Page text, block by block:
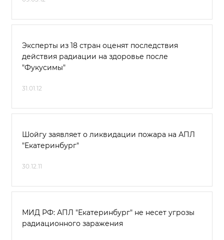
Эксперты из 18 стран оценят последствия
действия радиации на здоровье после
"Фукусимы"
31.01.12
Шойгу заявляет о ликвидации пожара на АПЛ
"Екатеринбург"
30.12.11
МИД РФ: АПЛ "Екатеринбург" не несет угрозы
радиационного заражения